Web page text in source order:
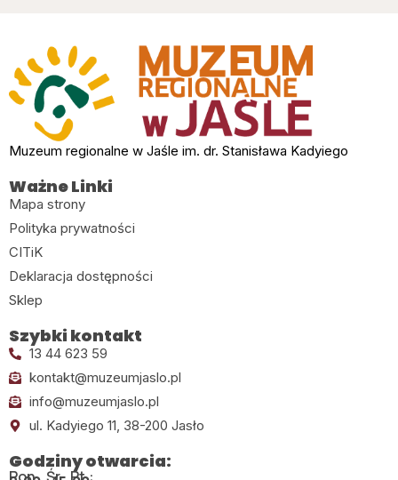
Muzeum regionalne w Jaśle im. dr. Stanisława Kadyiego
Ważne Linki
Mapa strony
Polityka prywatności
CITiK
Deklaracja dostępności
Sklep
Szybki kontakt
13 44 623 59
kontakt@muzeumjaslo.pl
info@muzeumjaslo.pl
ul. Kadyiego 11, 38-200 Jasło
Godziny otwarcia:
Pon., Śr., Pt.: